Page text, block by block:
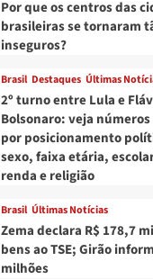
Por que os centros das
brasileiras se tornaram
inseguros?
Brasil Destaques Últimas
2º turno entre Lula e
Bolsonaro: veja
por posicionamento
sexo, faixa etária,
renda e religião
Brasil Últimas Notícias
Zema declara R$ 178,7
bens ao TSE; Girão
milhões